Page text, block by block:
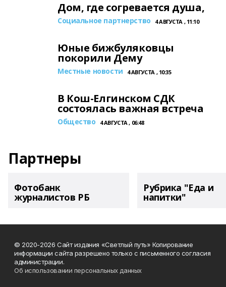
Дом, где согревается душа,
Социальное партнерство 4 АВГУСТА , 11:10
Юные бижбуляковцы
покорили Дему
Местные новости 4 АВГУСТА , 10:35
В Кош-Елгинском СДК
состоялась важная встреча
Общество 4 АВГУСТА , 06:48
Партнеры
Фотобанк
журналистов РБ
Рубрика "Еда и
напитки"
© 2020-2026 Сайт издания «Светлый путь» Копирование
информации сайта разрешено только с письменного согласия
администрации.
Об использовании персональных данных